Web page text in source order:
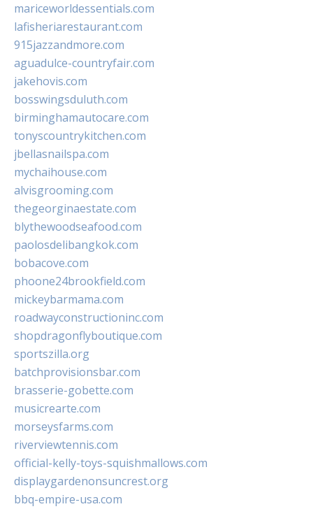
mariceworldessentials.com
lafisheriarestaurant.com
915jazzandmore.com
aguadulce-countryfair.com
jakehovis.com
bosswingsduluth.com
birminghamautocare.com
tonyscountrykitchen.com
jbellasnailspa.com
mychaihouse.com
alvisgrooming.com
thegeorginaestate.com
blythewoodseafood.com
paolosdelibangkok.com
bobacove.com
phoone24brookfield.com
mickeybarmama.com
roadwayconstructioninc.com
shopdragonflyboutique.com
sportszilla.org
batchprovisionsbar.com
brasserie-gobette.com
musicrearte.com
morseysfarms.com
riverviewtennis.com
official-kelly-toys-squishmallows.com
displaygardenonsuncrest.org
bbq-empire-usa.com